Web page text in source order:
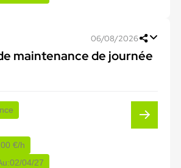
06/08/2026
maintenance de journée
€/h
02/04/27